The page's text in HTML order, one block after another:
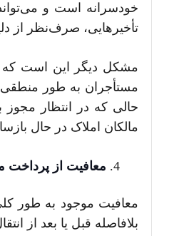
خودسرانه است و
تأخیرهایی، صرف‌نظر از
مشکل دیگر این است که
مستأجران به طور منطقی
حالی که در انتظار
مالکان املاک در حال
معافیت از پرداخت
معافیت موجود به طور
بلافاصله قبل یا بعد از